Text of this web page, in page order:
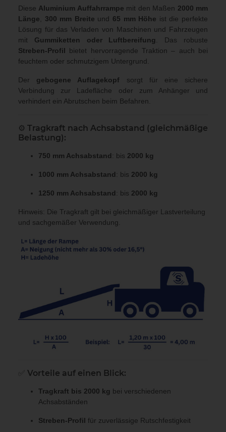
Diese Aluminium Auffahrrampe mit den Maßen 2000 mm
Länge
300 mm Breite und 65 mm Höhe ist die perfekte
Lösung für das Verladen von Maschinen und Fahrzeugen
mit Gummiketten oder Luftbereifung
. Das robuste
Streben-Profil bietet hervorragende Traktion – auch bei
feuchtem oder schmutzigem Untergrund.
Der gebogene Auflagekopf sorgt für eine sichere
Verbindung zur Ladefläche oder zum Anhänger und
verhindert ein Abrutschen beim Befahren.
⚙️ Tragkraft nach Achsabstand (gleichmäßige
Belastung):
750 mm Achsabstand: bis 2000 kg
1000 mm Achsabstand: bis 2000 kg
1250 mm Achsabstand: bis 2000 kg
Hinweis: Die Tragkraft gilt bei gleichmäßiger Lastverteilung
und sachgemäßer Verwendung.
Vorteile auf einen Blick:
Tragkraft bis 2000 kg bei verschiedenen
Achsabständen
Streben-Profil für zuverlässige Rutschfestigkeit